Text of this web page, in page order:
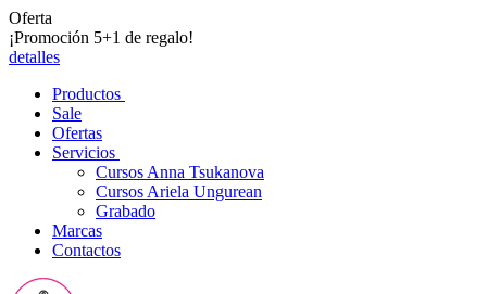
Oferta
¡Promoción 5+1 de regalo!
detalles
Productos
Sale
Ofertas
Servicios
Cursos Anna Tsukanova
Cursos Ariela Ungurean
Grabado
Marcas
Contactos